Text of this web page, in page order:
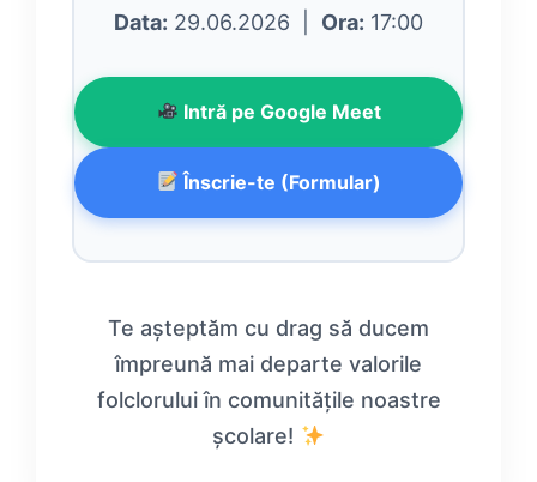
Data: 29.06.2026 | Ora: 17:00
Intră pe Google Meet
Înscrie-te (Formular)
Te așteptăm cu drag să ducem
împreună mai departe valorile
folclorului în comunitățile noastre
școlare!